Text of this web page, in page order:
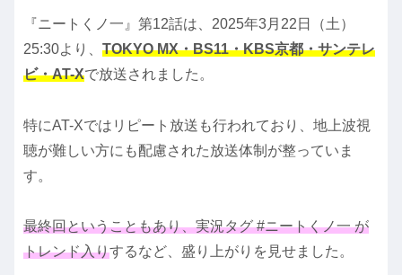
『ニートくノ一』第12話は、2025年3月22日（土）
25:30より、 TOKYO MX・BS11・KBS京都・サンテレ
ビ・AT-Xで放送されました。
特にAT-Xではリピート放送も行われており、地上波視
聴が難しい方にも配慮された放送体制が整っていま
す。
最終回ということもあり、実況タグ #ニートくノ一 が
トレンド入りするなど、盛り上がりを見せました。